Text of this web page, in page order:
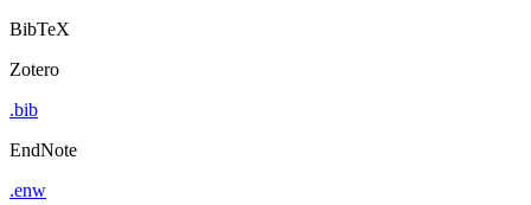
BibTeX
Zotero
.bib
EndNote
.enw